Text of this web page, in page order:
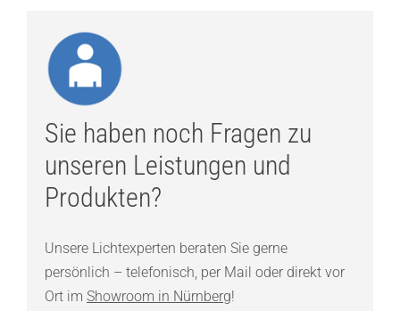
Sie haben noch Fragen zu
unseren Leistungen und
Produkten?
Unsere Lichtexperten beraten Sie gerne
persönlich – telefonisch, per Mail oder direkt vor
Ort im Showroom in Nürnberg!